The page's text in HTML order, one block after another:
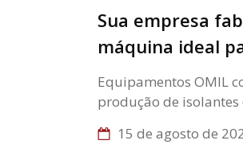
Sua empresa
máquina ideal
Equipamentos OMIL
produção de
15 de agosto de